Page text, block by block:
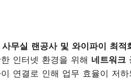
사무실 랜공사 및 와이파이 최적
인터넷 환경을 위해 네트워크
연결로 인해 업무 효율이 저하